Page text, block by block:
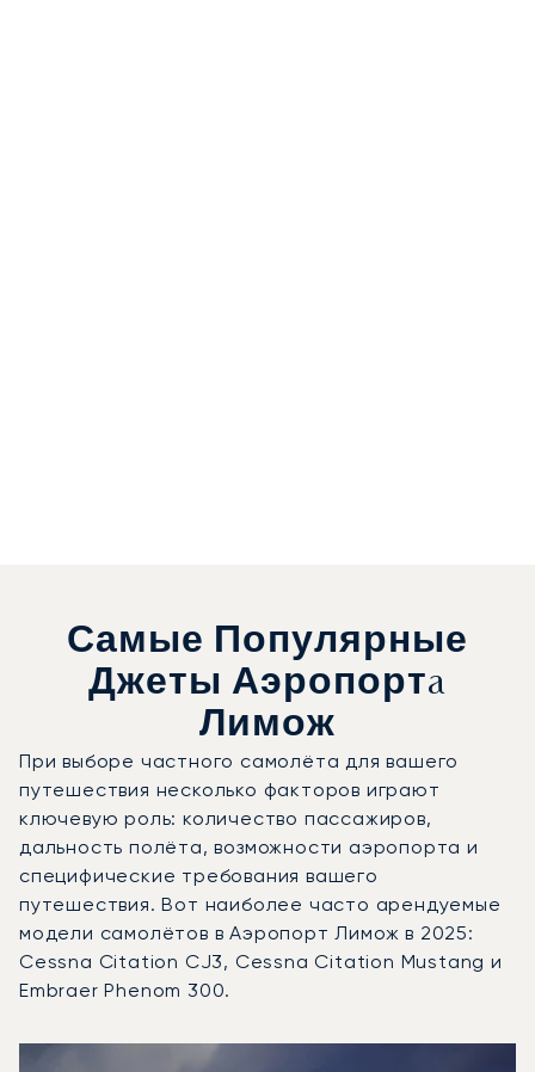
Самые Популярные
Джеты Аэропортa
Лимож
При выборе частного самолёта для вашего
путешествия несколько факторов играют
ключевую роль: количество пассажиров,
дальность полёта, возможности аэропорта и
специфические требования вашего
путешествия. Вот наиболее часто арендуемые
модели самолётов в Аэропорт Лимож в 2025:
Cessna Citation CJ3, Cessna Citation Mustang и
Embraer Phenom 300.
Фото воздушного судна